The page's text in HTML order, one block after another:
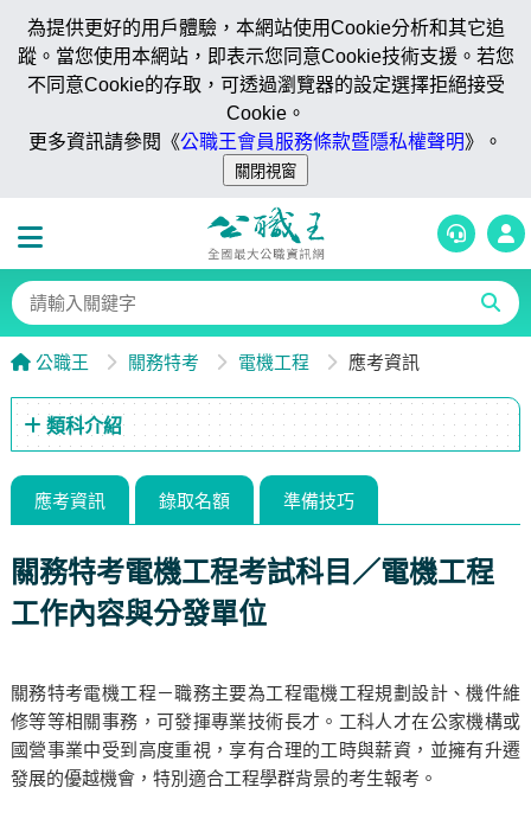
為提供更好的用戶體驗，本網站使用Cookie分析和其它追
蹤。當您使用本網站，即表示您同意Cookie技術支援。若您
不同意Cookie的存取，可透過瀏覽器的設定選擇拒絕接受
Cookie。
更多資訊請參閱《公職王會員服務條款暨隱私權聲明》。
公職王 關務特考 電機工程 應考資訊
類科介紹
應考資訊 錄取名額 準備技巧
關務特考電機工程考試科目／電機工程
工作內容與分發單位
關務特考電機工程－職務主要為工程電機工程規劃設計、機件維
修等等相關事務，可發揮專業技術長才。工科人才在公家機構或
國營事業中受到高度重視，享有合理的工時與薪資，並擁有升遷
發展的優越機會，特別適合工程學群背景的考生報考。